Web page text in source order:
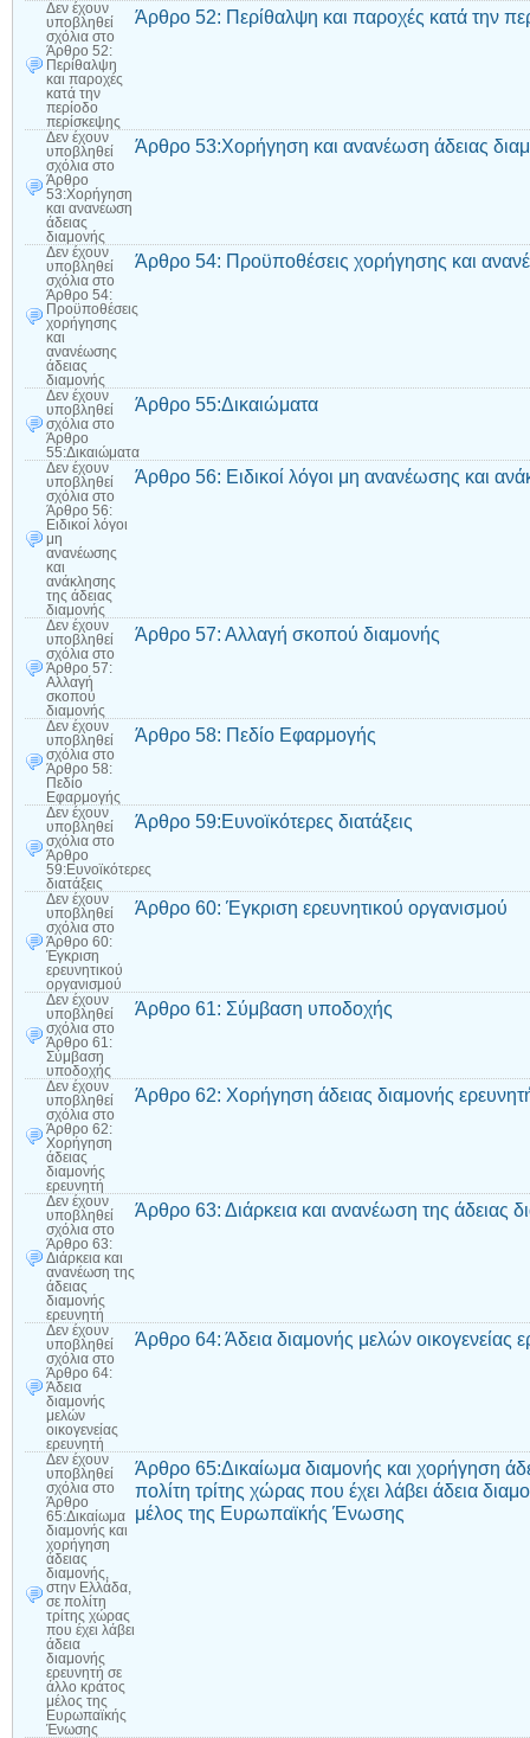
Δεν έχουν
υποβληθεί
σχόλια στο
Άρθρο 52:
Περίθαλψη
και παροχές
κατά την
περίοδο
περίσκεψης
Άρθρο 52: Περίθαλψη και παροχές κατά την
Δεν έχουν
υποβληθεί
σχόλια στο
Άρθρο
53:Χορήγηση
και ανανέωση
άδειας
διαμονής
Άρθρο 53:Χορήγηση και ανανέωση άδειας
Δεν έχουν
υποβληθεί
σχόλια στο
Άρθρο 54:
Προϋποθέσεις
χορήγησης
και
ανανέωσης
άδειας
διαμονής
Άρθρο 54: Προϋποθέσεις χορήγησης και
Δεν έχουν
υποβληθεί
σχόλια στο
Άρθρο
55:Δικαιώματα
Άρθρο 55:Δικαιώματα
Δεν έχουν
υποβληθεί
σχόλια στο
Άρθρο 56:
Ειδικοί λόγοι
μη
ανανέωσης
και
ανάκλησης
της άδειας
διαμονής
Άρθρο 56: Ειδικοί λόγοι μη ανανέωσης και
Δεν έχουν
υποβληθεί
σχόλια στο
Άρθρο 57:
Αλλαγή
σκοπού
διαμονής
Άρθρο 57: Αλλαγή σκοπού διαμονής
Δεν έχουν
υποβληθεί
σχόλια στο
Άρθρο 58:
Πεδίο
Εφαρμογής
Άρθρο 58: Πεδίο Εφαρμογής
Δεν έχουν
υποβληθεί
σχόλια στο
Άρθρο
59:Ευνοϊκότερες
διατάξεις
Άρθρο 59:Ευνοϊκότερες διατάξεις
Δεν έχουν
υποβληθεί
σχόλια στο
Άρθρο 60:
Έγκριση
ερευνητικού
οργανισμού
Άρθρο 60: Έγκριση ερευνητικού οργανισμού
Δεν έχουν
υποβληθεί
σχόλια στο
Άρθρο 61:
Σύμβαση
υποδοχής
Άρθρο 61: Σύμβαση υποδοχής
Δεν έχουν
υποβληθεί
σχόλια στο
Άρθρο 62:
Χορήγηση
άδειας
διαμονής
ερευνητή
Άρθρο 62: Χορήγηση άδειας διαμονής
Δεν έχουν
υποβληθεί
σχόλια στο
Άρθρο 63:
Διάρκεια και
ανανέωση της
άδειας
διαμονής
ερευνητή
Άρθρο 63: Διάρκεια και ανανέωση της άδειας
Δεν έχουν
υποβληθεί
σχόλια στο
Άρθρο 64:
Άδεια
διαμονής
μελών
οικογενείας
ερευνητή
Άρθρο 64: Άδεια διαμονής μελών οικογενείας
Δεν έχουν
υποβληθεί
σχόλια στο
Άρθρο
65:Δικαίωμα
διαμονής και
χορήγηση
άδειας
διαμονής,
στην Ελλάδα,
σε πολίτη
τρίτης χώρας
που έχει λάβει
άδεια
διαμονής
ερευνητή σε
άλλο κράτος
μέλος της
Ευρωπαϊκής
Ένωσης
Άρθρο 65:Δικαίωμα διαμονής και χορήγηση
πολίτη τρίτης χώρας που έχει λάβει άδεια
μέλος της Ευρωπαϊκής Ένωσης